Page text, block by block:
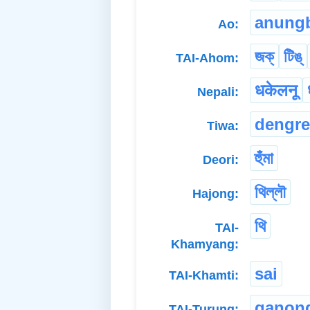
Ao:
TAI-Ahom: জক্ টিঙ্
Nepali: धकेलनू
Tiwa:
Deori: হুঁমা
Hajong: থিল্লৗ
TAI-
Khamyang:
থি
TAI-Khamti: sai